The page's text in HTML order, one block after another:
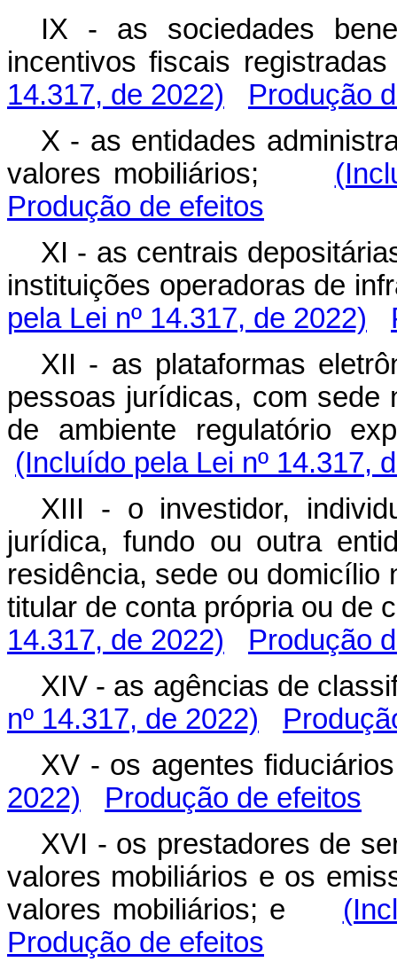
IX - as sociedades
incentivos fiscais
14.317, de 2022)
Produção
X - as entidades
valores mobiliários;
Produção de efeitos
XI - as centrais
instituições operadoras de
pela Lei nº 14.317, de 2022)
XII - as plataformas
pessoas jurídicas, com sede
de ambiente regulatório
(Incluído pela Lei nº 14.317,
XIII - o investidor,
jurídica, fundo ou outra
residência, sede ou domicílio
titular de conta própria ou de
14.317, de 2022)
Produção
XIV - as agências de
nº 14.317, de 2022)
XV - os agentes
2022)
Produção de efeitos
XVI - os prestadores de
valores mobiliários e os
valores mobiliários; e
Produção de efeitos